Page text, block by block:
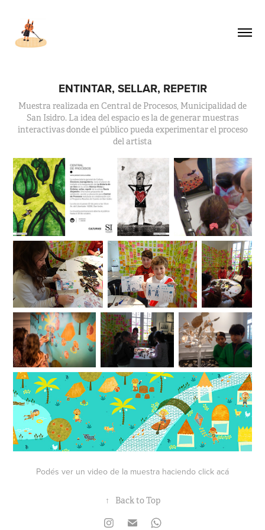
ENTINTAR, SELLAR, REPETIR
Muestra realizada en Central de Procesos, Municipalidad de
San Isidro. La idea del espacio es la de generar muestras
interactivas donde el público pueda experimentar el proceso
del artista
Podés ver un video de la muestra haciendo click acá
↑ Back to Top